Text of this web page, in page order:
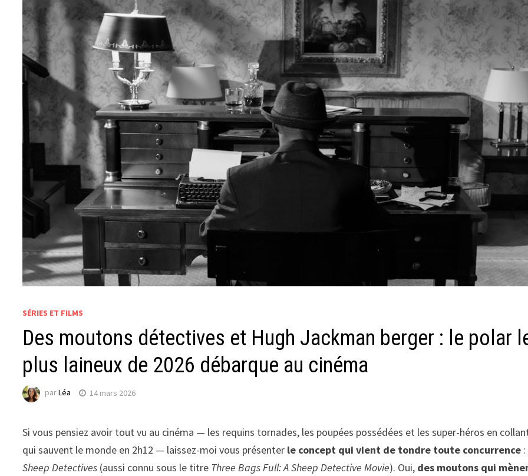
SÉRIES ET FILMS
Des moutons détectives et Hugh Jackman berger : le polar
plus laineux de 2026 débarque au cinéma
parLéa 14 mars 2026
Si vous pensiez avoir tout vu au cinéma — les requins tornades, les poupées possédées et les super-héros en
qui sauvent le monde en 2h12 — laissez-moi vous présenter le concept qui vient de tondre toute concurrence :
Sheep Detectives (aussi connu sous le titre Three Bags Full: A Sheep Detective Movie). Oui, des moutons qui